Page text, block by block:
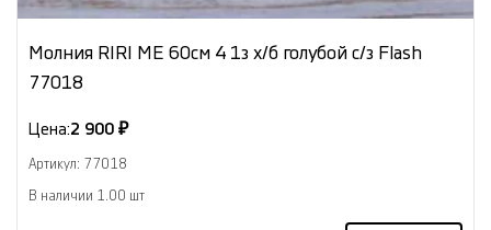
Молния RIRI ME 60см 4 1з х/б голубой с/з Flash
77018
Цена:2 900 ₽
Артикул: 77018
В наличии 1.00 шт